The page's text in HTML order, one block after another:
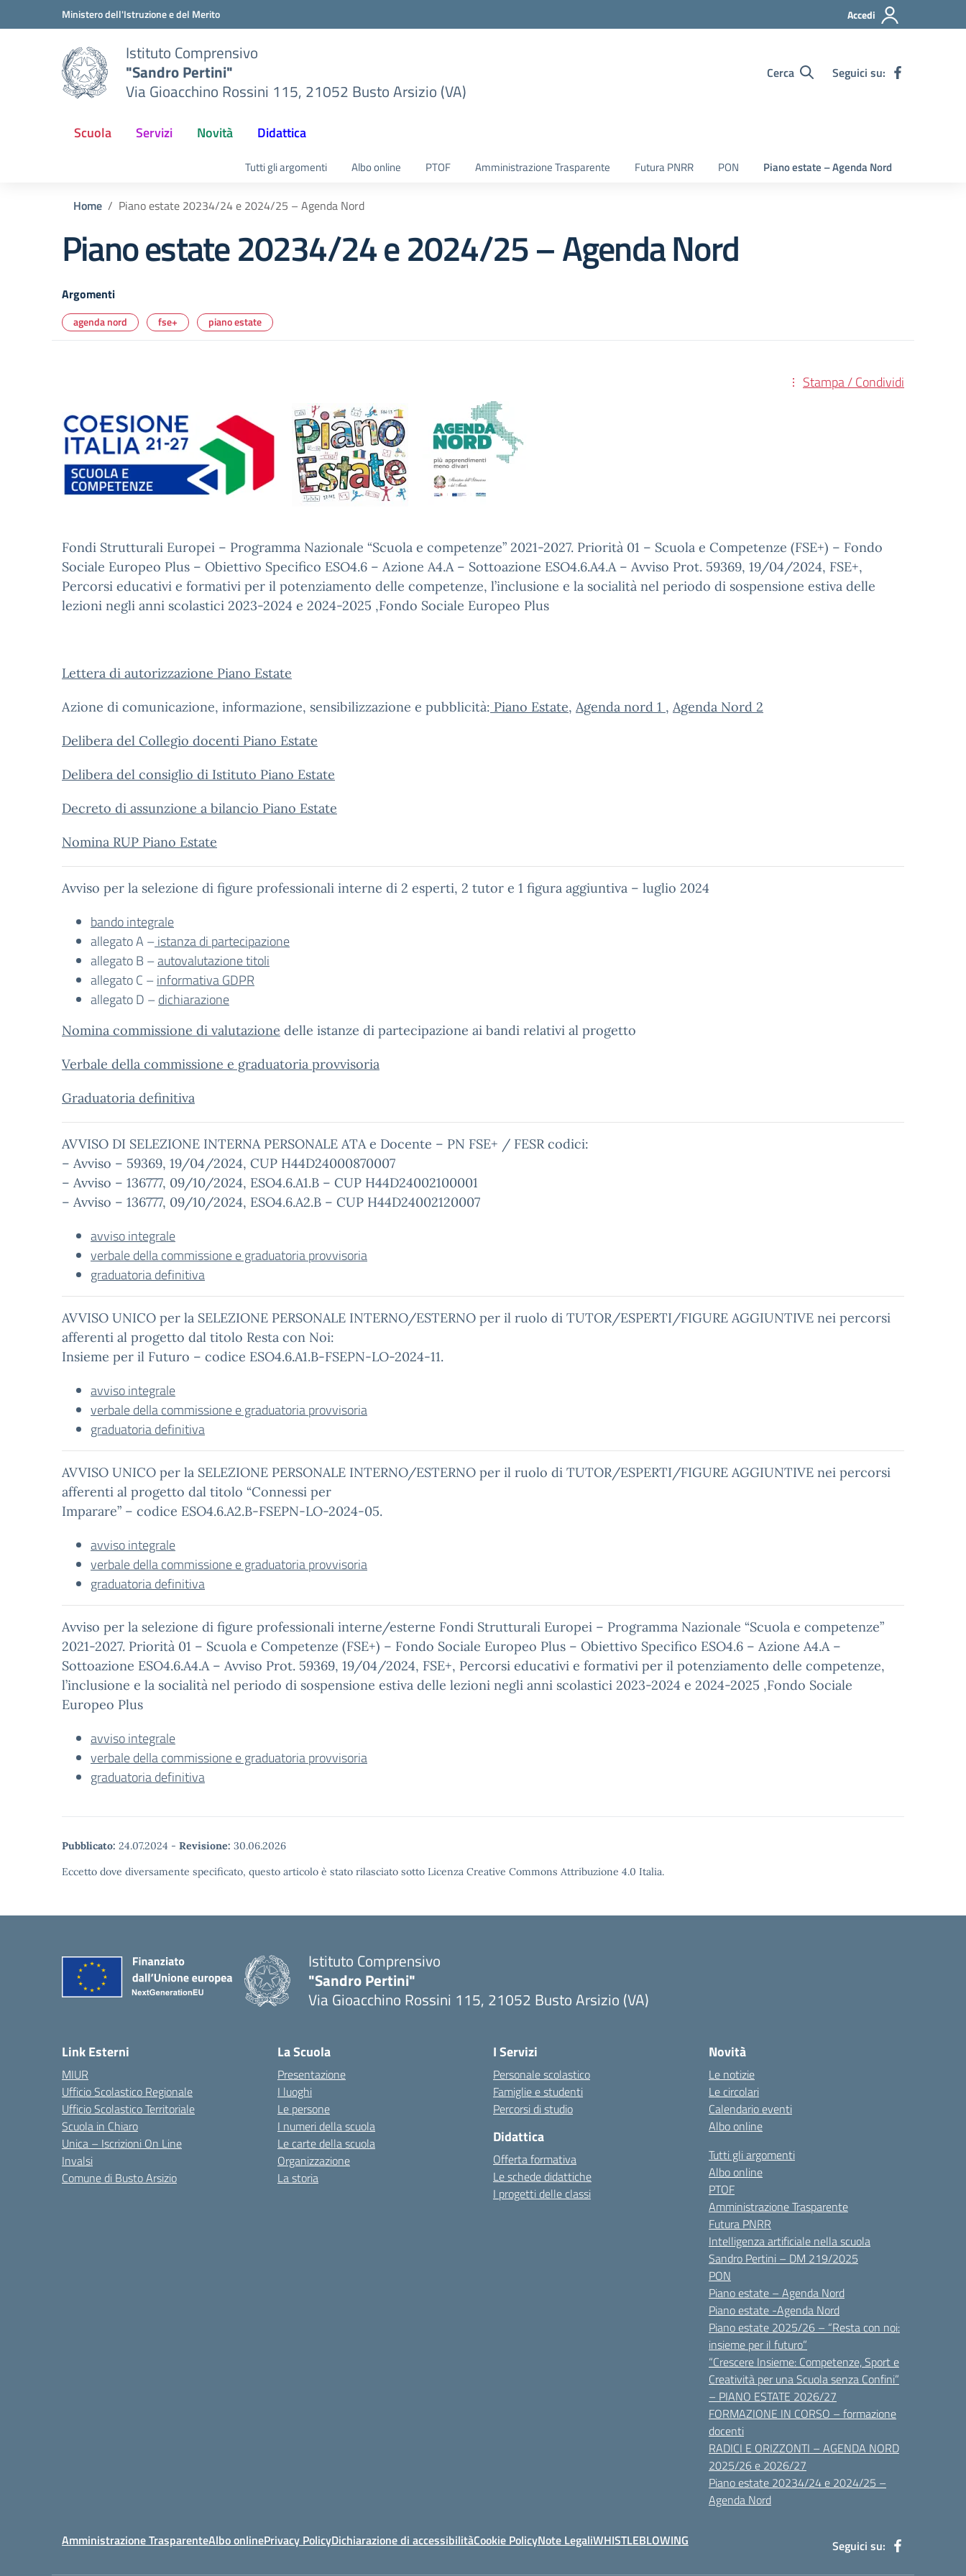
Vai ai contenuti
Vai al menu di navigazioneMinistero dell'Istruzione e del Merito Accedi
Istituto Comprensivo
"Sandro Pertini"
Via Gioacchino Rossini 115, 21052 Busto Arsizio (VA)
Cerca Seguici su:
Scuola Servizi Novità Didattica
Tutti gli argomenti Albo online PTOF Amministrazione Trasparente Futura PNRR PON Piano estate – Agenda Nord
Home Piano estate 20234/24 e 2024/25 – Agenda Nord
Piano estate 20234/24 e 2024/25 – Agenda Nord
Argomenti
agenda nord fse+ piano estate
Stampa / Condividi
Fondi Strutturali Europei – Programma Nazionale “Scuola e competenze” 2021-2027. Priorità 01 – Scuola e Competenze (FSE+) – Fondo
Sociale Europeo Plus – Obiettivo Specifico ESO4.6 – Azione A4.A – Sottoazione ESO4.6.A4.A – Avviso Prot. 59369, 19/04/2024, FSE+,
Percorsi educativi e formativi per il potenziamento delle competenze, l’inclusione e la socialità nel periodo di sospensione estiva delle
lezioni negli anni scolastici 2023-2024 e 2024-2025 ,Fondo Sociale Europeo Plus
Lettera di autorizzazione Piano Estate
Azione di comunicazione, informazione, sensibilizzazione e pubblicità: Piano Estate, Agenda nord 1 , Agenda Nord 2
Delibera del Collegio docenti Piano Estate
Delibera del consiglio di Istituto Piano Estate
Decreto di assunzione a bilancio Piano Estate
Nomina RUP Piano Estate
Avviso per la selezione di figure professionali interne di 2 esperti, 2 tutor e 1 figura aggiuntiva – luglio 2024
bando integrale
allegato A –istanza di partecipazione
allegato B –autovalutazione titoli
allegato C –informativa GDPR
allegato D –dichiarazione
Nomina commissione di valutazione delle istanze di partecipazione ai bandi relativi al progetto
Verbale della commissione e graduatoria provvisoria
Graduatoria definitiva
AVVISO DI SELEZIONE INTERNA PERSONALE ATA e Docente – PN FSE+ / FESR codici:
– Avviso – 59369, 19/04/2024, CUP H44D24000870007
– Avviso – 136777, 09/10/2024, ESO4.6.A1.B – CUP H44D24002100001
– Avviso – 136777, 09/10/2024, ESO4.6.A2.B – CUP H44D24002120007
avviso integrale
verbale della commissione e graduatoria provvisoria
graduatoria definitiva
AVVISO UNICO per la SELEZIONE PERSONALE INTERNO/ESTERNO per il ruolo di TUTOR/ESPERTI/FIGURE AGGIUNTIVE nei percorsi
afferenti al progetto dal titolo Resta con Noi:
Insieme per il Futuro – codice ESO4.6.A1.B-FSEPN-LO-2024-11.
avviso integrale
verbale della commissione e graduatoria provvisoria
graduatoria definitiva
AVVISO UNICO per la SELEZIONE PERSONALE INTERNO/ESTERNO per il ruolo di TUTOR/ESPERTI/FIGURE AGGIUNTIVE nei percorsi
afferenti al progetto dal titolo “Connessi per
Imparare” – codice ESO4.6.A2.B-FSEPN-LO-2024-05.
avviso integrale
verbale della commissione e graduatoria provvisoria
graduatoria definitiva
Avviso per la selezione di figure professionali interne/esterne Fondi Strutturali Europei – Programma Nazionale “Scuola e competenze”
2021-2027. Priorità 01 – Scuola e Competenze (FSE+) – Fondo Sociale Europeo Plus – Obiettivo Specifico ESO4.6 – Azione A4.A –
Sottoazione ESO4.6.A4.A – Avviso Prot. 59369, 19/04/2024, FSE+, Percorsi educativi e formativi per il potenziamento delle competenze,
l’inclusione e la socialità nel periodo di sospensione estiva delle lezioni negli anni scolastici 2023-2024 e 2024-2025 ,Fondo Sociale
Europeo Plus
avviso integrale
verbale della commissione e graduatoria provvisoria
graduatoria definitiva
Pubblicato: 24.07.2024 - Revisione: 30.06.2026
Eccetto dove diversamente specificato, questo articolo è stato rilasciato sotto Licenza Creative Commons Attribuzione 4.0 Italia.
Istituto Comprensivo
"Sandro Pertini"
Via Gioacchino Rossini 115, 21052 Busto Arsizio (VA)
Link Esterni
MIUR
Ufficio Scolastico Regionale
Ufficio Scolastico Territoriale
Scuola in Chiaro
Unica – Iscrizioni On Line
Invalsi
Comune di Busto Arsizio
La Scuola
Presentazione
I luoghi
Le persone
I numeri della scuola
Le carte della scuola
Organizzazione
La storia
I Servizi
Personale scolastico
Famiglie e studenti
Percorsi di studio
Didattica
Offerta formativa
Le schede didattiche
I progetti delle classi
Novità
Le notizie
Le circolari
Calendario eventi
Albo online
Tutti gli argomenti
Albo online
PTOF
Amministrazione Trasparente
Futura PNRR
Intelligenza artificiale nella scuola
Sandro Pertini – DM 219/2025
PON
Piano estate – Agenda Nord
Piano estate -Agenda Nord
Piano estate 2025/26 – “Resta con noi:
insieme per il futuro”
“Crescere Insieme: Competenze, Sport e
Creatività per una Scuola senza Confini”
– PIANO ESTATE 2026/27
FORMAZIONE IN CORSO – formazione
docenti
RADICI E ORIZZONTI – AGENDA NORD
2025/26 e 2026/27
Piano estate 20234/24 e 2024/25 –
Agenda Nord
Amministrazione TrasparenteAlbo onlinePrivacy PolicyDichiarazione di accessibilitàCookie PolicyNote LegaliWHISTLEBLOWING Seguici su: